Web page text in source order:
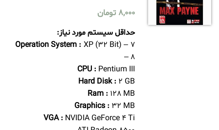
8,000 تومان
حداقل سیستم مورد نیاز:
Operation System : XP (32 Bit) – 7
– 8
CPU : Pentium III
Hard Disk : 2 GB
Ram : 128 MB
Graphics : 32 MB
VGA : NVIDIA GeForce 4 Ti